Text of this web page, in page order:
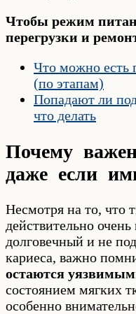
Чтобы режим
перегрузки и
Что можно есть
(по этапам)
Попадают ли
что делать
Почему
даже если
Несмотря на то, что
действительно
долговечный и не
кариеса, важно
остаются
состоянием мягких
особенно